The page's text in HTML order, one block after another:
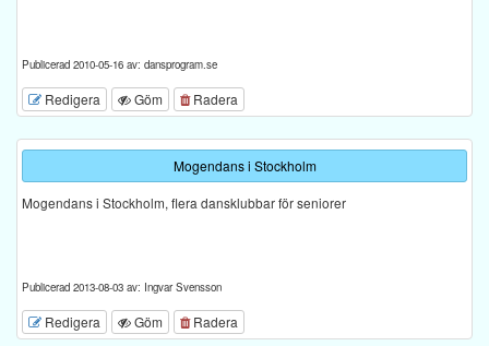
Publicerad 2010-05-16 av: dansprogram.se
Redigera Göm Radera
Mogendans i Stockholm
Mogendans i Stockholm, flera dansklubbar för seniorer
Publicerad 2013-08-03 av: Ingvar Svensson
Redigera Göm Radera